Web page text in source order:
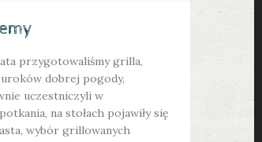
przygotowaliśmy grilla,
dobrej pogody,
uczestniczyli w
na stołach pojawiły się
wybór grillowanych